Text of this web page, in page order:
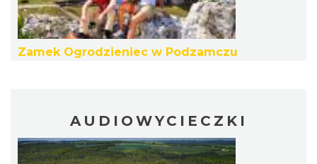
Noc Perseidów w Grodzie na Górze Birów
Podzamcze
0.42 km
Zamek Ogrodzieniec w Podzamczu
AUDIOWYCIECZKI